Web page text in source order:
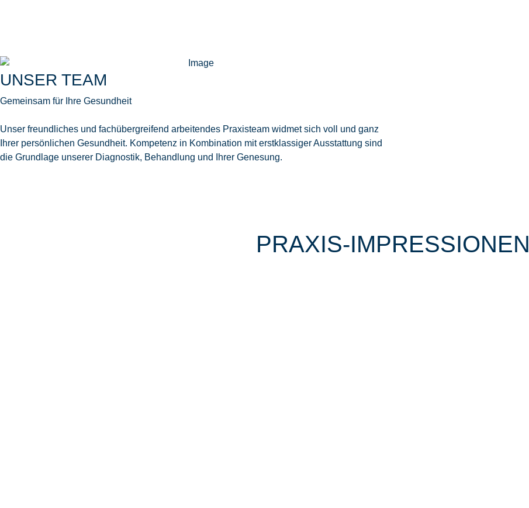
UNSER TEAM
Gemeinsam für Ihre Gesundheit
Unser freundliches und fachübergreifend arbeitendes Praxisteam widmet sich voll und ganz
Ihrer persönlichen Gesundheit. Kompetenz in Kombination mit erstklassiger Ausstattung sind
die Grundlage unserer Diagnostik, Behandlung und Ihrer Genesung.
PRAXIS-IMPRESSIONEN